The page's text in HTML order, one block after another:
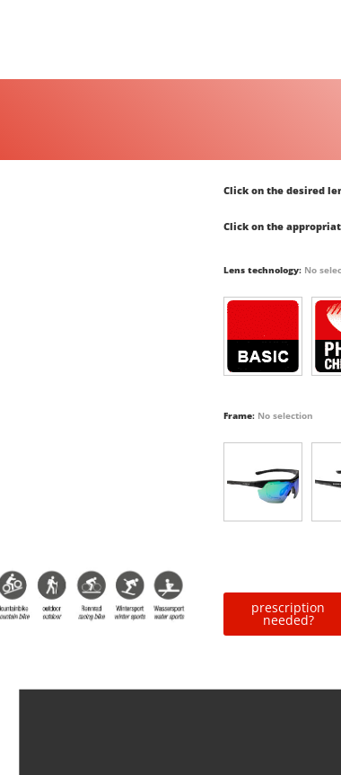
Click on the desired
Click on the
Lens technology: No
Frame: No selection
prescription
needed?